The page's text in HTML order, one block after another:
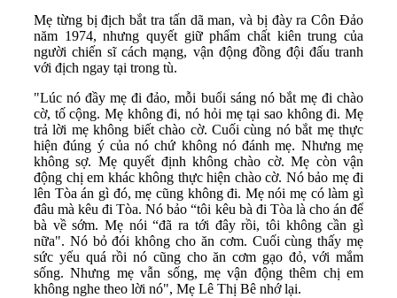
Mẹ từng bị địch bắt tra tấn dã man, và bị đày ra Côn Đảo
năm 1974, nhưng quyết giữ phẩm chất kiên trung của
người chiến sĩ cách mạng, vận động đồng đội đấu tranh
với địch ngay tại trong tù.
"Lúc nó đầy mẹ đi đảo, mỗi buổi sáng nó bắt mẹ đi chào
cờ, tố cộng. Mẹ không đi, nó hỏi mẹ tại sao không đi. Mẹ
trả lời mẹ không biết chào cờ. Cuối cùng nó bắt mẹ thực
hiện đúng ý của nó chứ không nó đánh mẹ. Nhưng mẹ
không sợ. Mẹ quyết định không chào cờ. Mẹ còn vận
động chị em khác không thực hiện chào cờ. Nó bảo mẹ đi
lên Tòa án gì đó, mẹ cũng không đi. Mẹ nói mẹ có làm gì
đâu mà kêu đi Tòa. Nó bảo “tôi kêu bà đi Tòa là cho án để
bà về sớm. Mẹ nói “đã ra tới đây rồi, tôi không cần gì
nữa". Nó bỏ đói không cho ăn cơm. Cuối cùng thấy mẹ
sức yếu quá rồi nó cũng cho ăn cơm gạo đỏ, với mắm
sống. Nhưng mẹ vẫn sống, mẹ vận động thêm chị em
không nghe theo lời nó", Mẹ Lê Thị Bê nhớ lại.